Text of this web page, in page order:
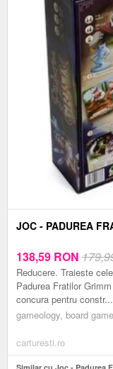
JOC - PADUREA
138,59 RON
Reducere. Traieste
Padurea Fratilor
concura pentru constr...
gameology, board
carturesti.ro